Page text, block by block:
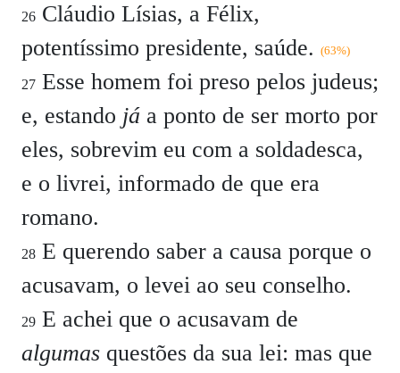
26 Cláudio Lísias, a Félix,
potentíssimo presidente, saúde. (63%)
27 Esse homem foi preso pelos judeus;
e, estando já a ponto de ser morto por
eles, sobrevim eu com a soldadesca,
e o livrei, informado de que era
romano.
28 E querendo saber a causa porque o
acusavam, o levei ao seu conselho.
29 E achei que o acusavam de
algumas questões da sua lei: mas que